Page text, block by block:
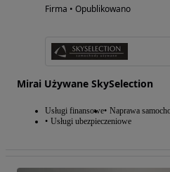
Firma • Opublikowano
Mirai Używane SkySelection
Usługi finansowe Naprawa
Usługi ubezpieczeniowe